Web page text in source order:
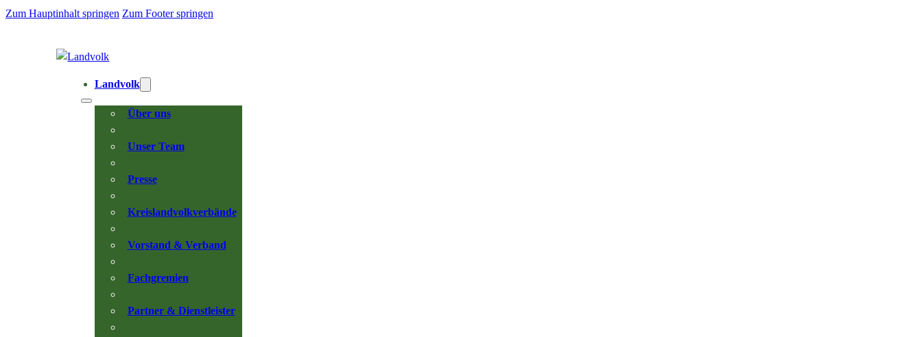
Zum Hauptinhalt springen Zum Footer springen
Landvolk
Über uns
Unser Team
Presse
Kreislandvolkverbände
Vorstand & Verband
Fachgremien
Partner & Dienstleister